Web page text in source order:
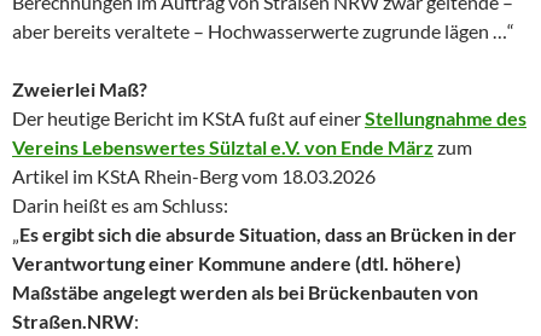
aber bereits veraltete – Hochwasserwerte zugrunde lägen …“
Zweierlei Maß?
Der heutige Bericht im KStA fußt auf einerStellungnahme des
Vereins Lebenswertes Sülztal e.V. von Ende März zum
Artikel im KStA Rhein-Berg vom 18.03.2026
Darin heißt es am Schluss:
„Es ergibt sich die absurde Situation, dass an Brücken in der
Verantwortung einer Kommune andere (dtl. höhere)
Maßstäbe angelegt werden als bei Brückenbauten von
Straßen.NRW: